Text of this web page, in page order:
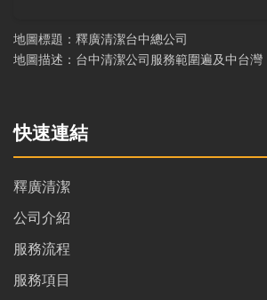
地圖標題：釋廣清潔台中總公司
地圖描述：台中清潔公司服務範圍遍及中台灣
快速連結
釋廣清潔
公司介紹
服務流程
服務項目